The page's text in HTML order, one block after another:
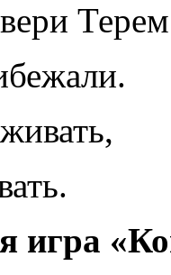
игра